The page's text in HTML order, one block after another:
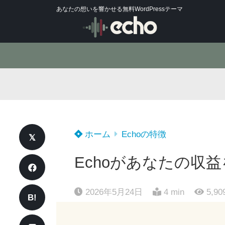
あなたの想いを響かせる無料WordPressテーマ
B!
ホーム Echoの特徴
Echoがあなたの収
2026年5月24日 4 min